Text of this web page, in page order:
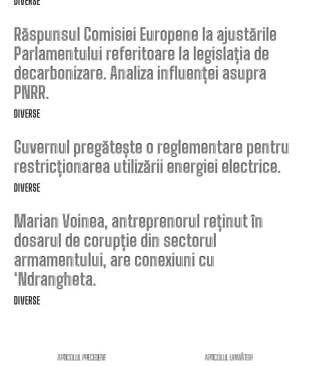
Răspunsul Comisiei Europene la ajustările
Parlamentului referitoare la legislația de
decarbonizare. Analiza influenței asupra
PNRR.
DIVERSE
Guvernul pregătește o reglementare pentru
restricționarea utilizării energiei electrice.
DIVERSE
Marian Voinea, antreprenorul reținut în
dosarul de corupție din sectorul
armamentului, are conexiuni cu
‘Ndrangheta.
DIVERSE
ARTICOLUL PRECEDENT ARTICOLUL URMĂTOR